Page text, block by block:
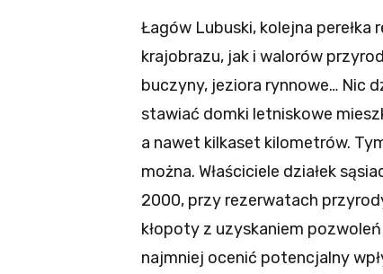
Łagów Lubuski, kolejna
krajobrazu, jak i walorów
buczyny, jeziora rynnowe… Nic
stawiać domki letniskowe
a nawet kilkaset kilometrów.
można. Właściciele działek
2000, przy rezerwatach
kłopoty z uzyskaniem
najmniej ocenić potencjalny